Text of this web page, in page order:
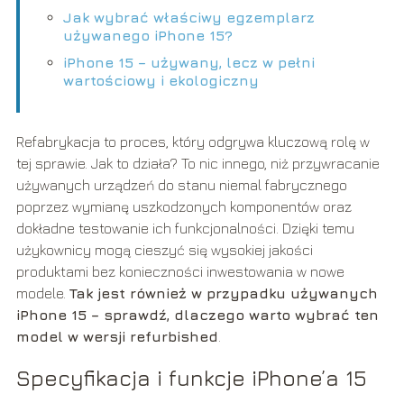
Jak wybrać właściwy egzemplarz
używanego iPhone 15?
iPhone 15 – używany, lecz w pełni
wartościowy i ekologiczny
Refabrykacja to proces, który odgrywa kluczową rolę w
tej sprawie. Jak to działa? To nic innego, niż przywracanie
używanych urządzeń do stanu niemal fabrycznego
poprzez wymianę uszkodzonych komponentów oraz
dokładne testowanie ich funkcjonalności. Dzięki temu
użykownicy mogą cieszyć się wysokiej jakości
produktami bez konieczności inwestowania w nowe
modele. Tak jest również w przypadku używanych
iPhone 15 – sprawdź, dlaczego warto wybrać ten
model w wersji refurbished
Specyfikacja i funkcje iPhone’a 15